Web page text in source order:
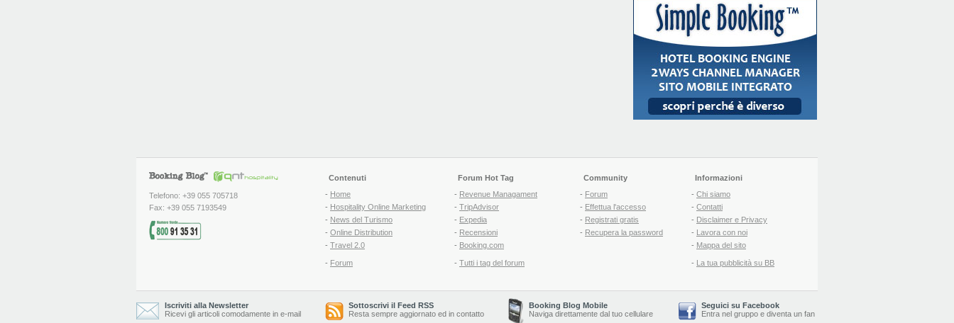
Telefono: +39 055 705718
Fax: +39 055 7193549
Contenuti
- Home
- Hospitality Online Marketing
- News del Turismo
- Online Distribution
- Travel 2.0
- Forum
Forum Hot Tag
- Revenue Managament
- TripAdvisor
- Expedia
- Recensioni
- Booking.com
- Tutti i tag del forum
Community
- Forum
- Effettua l'accesso
- Registrati gratis
- Recupera la password
Informazioni
- Chi siamo
- Contatti
- Disclaimer e Privacy
- Lavora con noi
- Mappa del sito
- La tua pubblicità su BB
Iscriviti alla Newsletter
Ricevi gli articoli comodamente in e-mail
Sottoscrivi il Feed RSS
Resta sempre aggiornato ed in contatto
Booking Blog Mobile
Naviga direttamente dal tuo cellulare
Seguici su Facebook
Entra nel gruppo e diventa un fan